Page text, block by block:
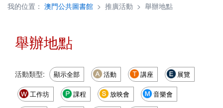
我的位置： 澳門公共圖書館 > 推廣活動 > 舉辦地點
舉辦地點
活動類型: 顯示全部 活動 講座 展覽
工作坊 課程 放映會 音樂會